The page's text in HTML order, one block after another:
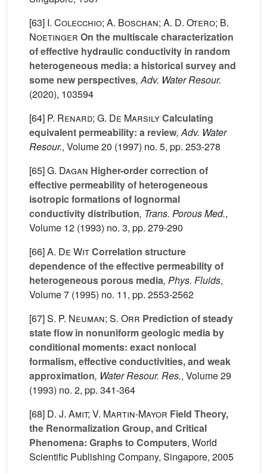
[63] I. Colecchio; A. Boschan; A. D. Otero; B.
Noetinger On the multiscale characterization
of effective hydraulic conductivity in random
heterogeneous media: a historical survey and
some new perspectives, Adv. Water Resour.
(2020), 103594
[64] P. Renard; G. De MarsilyCalculating
equivalent permeability: a review, Adv. Water
Resour., Volume 20 (1997) no. 5, pp. 253-278
[65]G. Dagan Higher-order correction of
effective permeability of heterogeneous
isotropic formations of lognormal
conductivity distribution, Trans. Porous Med.,
Volume 12 (1993) no. 3, pp. 279-290
[66]A. De WitCorrelation structure
dependence of the effective permeability of
heterogeneous porous media, Phys. Fluids,
Volume 7 (1995) no. 11, pp. 2553-2562
[67]S. P. Neuman; S. Orr Prediction of steady
state flow in nonuniform geologic media by
conditional moments: exact nonlocal
formalism, effective conductivities, and weak
approximation, Water Resour. Res., Volume 29
(1993) no. 2, pp. 341-364
[68] D. J. Amit; V. Martin-Mayor Field Theory,
the Renormalization Group, and Critical
Phenomena: Graphs to Computers, World
Scientific Publishing Company, Singapore, 2005